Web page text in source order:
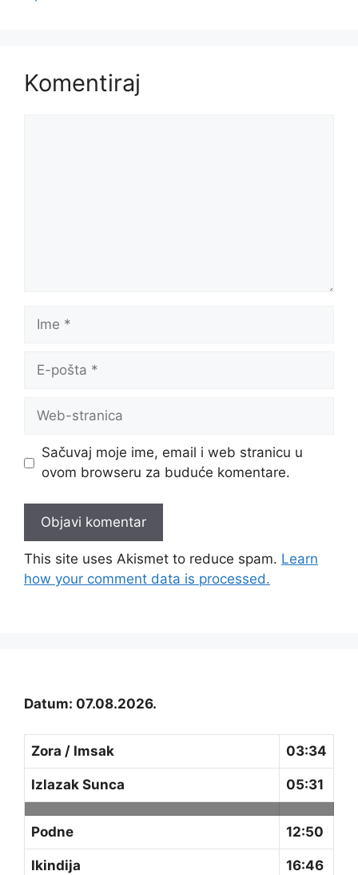
Komentiraj
Ime
pošta
Web-
Sačuvaj moje ime, email i web stranicu u
ovom browseru za buduće komentare.
This site uses Akismet to reduce spam. Learn
how your comment data is processed.
Datum: 07.08.2026.
Zora / Imsak 03:34
Izlazak Sunca 05:31
Podne 12:50
Ikindija 16:46